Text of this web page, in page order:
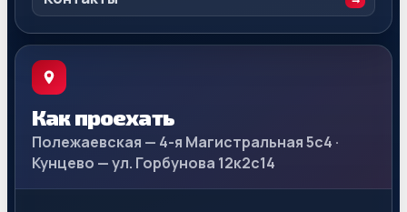
Как проехать
Полежаевская — 4-я Магистральная 5с4 ·
Кунцево — ул. Горбунова 12к2с14